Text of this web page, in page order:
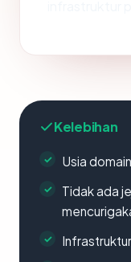
Kelebihan
Usia
Tidak ada